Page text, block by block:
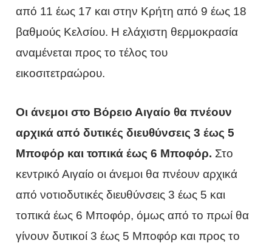
από 11 έως 17 και στην Κρήτη από 9 έως 18
βαθμούς Κελσίου. Η ελάχιστη θερμοκρασία
αναμένεται προς το τέλος του
εικοσιτετραώρου.
Οι άνεμοι στο Βόρειο Αιγαίο θα πνέουν
αρχικά από δυτικές διευθύνσεις 3 έως 5
Μποφόρ και τοπικά έως 6 Μποφόρ. Στο
κεντρικό Αιγαίο οι άνεμοι θα πνέουν αρχικά
από νοτιοδυτικές διευθύνσεις 3 έως 5 και
τοπικά έως 6 Μποφόρ, όμως από το πρωί θα
γίνουν δυτικοί 3 έως 5 Μποφόρ και προς το